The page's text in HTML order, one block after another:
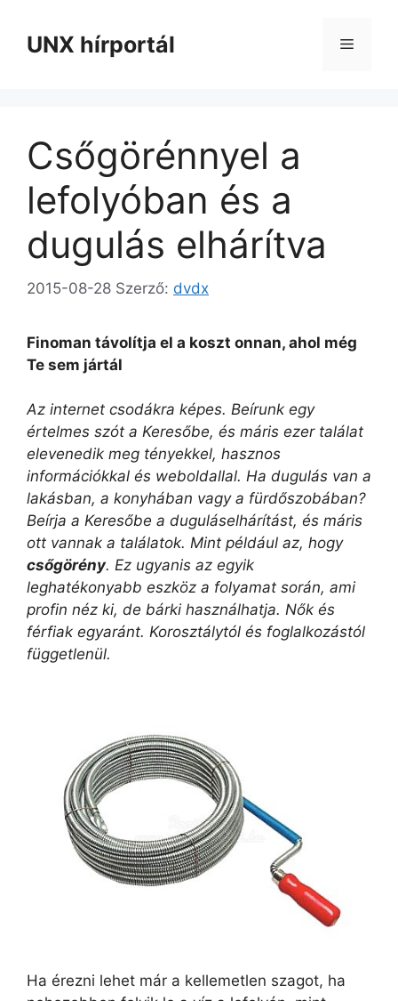
tartalomba
UNX hírportál Menü
Csőgörénnyel a
lefolyóban és a
dugulás elhárítva
2015-08-28 Szerző: dvdx
Finoman távolítja el a koszt onnan, ahol még
Te sem jártál
Az internet csodákra képes. Beírunk egy
értelmes szót a Keresőbe, és máris ezer találat
elevenedik meg tényekkel, hasznos
információkkal és weboldallal. Ha dugulás van a
lakásban, a konyhában vagy a fürdőszobában?
Beírja a Keresőbe a duguláselhárítást, és máris
ott vannak a találatok. Mint például az, hogy
csőgörény. Ez ugyanis az egyik
leghatékonyabb eszköz a folyamat során, ami
profin néz ki, de bárki használhatja. Nők és
férfiak egyaránt. Korosztálytól és foglalkozástól
függetlenül.
Ha érezni lehet már a kellemetlen szagot, ha